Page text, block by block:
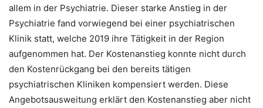
allem in der Psychiatrie. Dieser starke Anstieg in der
Psychiatrie fand vorwiegend bei einer psychiatrischen
Klinik statt, welche 2019 ihre Tätigkeit in der Region
aufgenommen hat. Der Kostenanstieg konnte nicht durch
den Kostenrückgang bei den bereits tätigen
psychiatrischen Kliniken kompensiert werden. Diese
Angebotsausweitung erklärt den Kostenanstieg aber nicht